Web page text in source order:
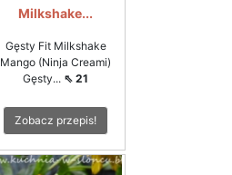
Milkshake...
Gęsty Fit Milkshake
Mango (Ninja Creami)
Gęsty... ⇖ 21
Zobacz przepis!